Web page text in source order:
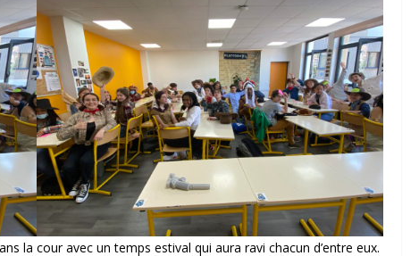
la cour avec un temps estival qui aura ravi chacun d’entre eux.